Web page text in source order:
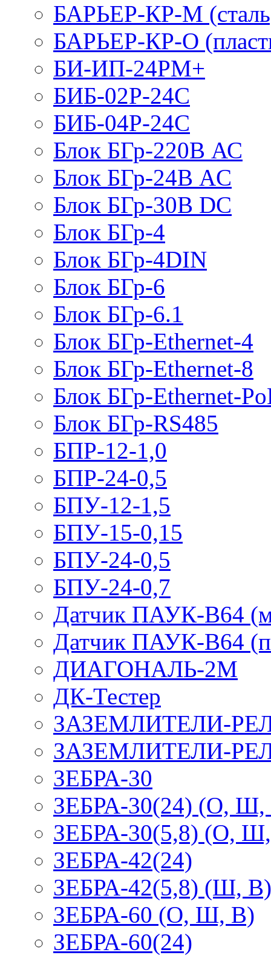
БАРЬЕР-КР-М
БАРЬЕР-КР-О
БИ-ИП-24РМ+
БИБ-02Р-24С
БИБ-04Р-24С
Блок БГр-220В АС
Блок БГр-24В AC
Блок БГр-30В DC
Блок БГр-4
Блок БГр-4DIN
Блок БГр-6
Блок БГр-6.1
Блок БГр-Ethernet-4
Блок БГр-Ethernet-8
Блок БГр-Ethernet-
Блок БГр-RS485
БПР-12-1,0
БПР-24-0,5
БПУ-12-1,5
БПУ-15-0,15
БПУ-24-0,5
БПУ-24-0,7
Датчик ПАУК-В64
Датчик ПАУК-В64
ДИАГОНАЛЬ-2М
ДК-Тестер
ЗАЗЕМЛИТЕЛИ-
ЗАЗЕМЛИТЕЛИ-
ЗЕБРА-30
ЗЕБРА-30(24) (О,
ЗЕБРА-30(5,8) (О,
ЗЕБРА-42(24)
ЗЕБРА-42(5,8) (Ш, В)
ЗЕБРА-60 (О, Ш, В)
ЗЕБРА-60(24)